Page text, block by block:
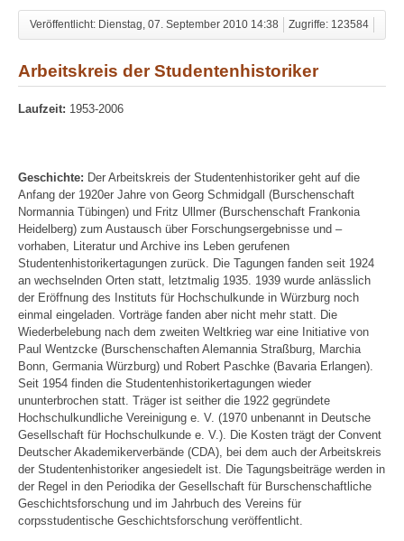
Veröffentlicht: Dienstag, 07. September 2010 14:38 Zugriffe: 123584
Arbeitskreis der Studentenhistoriker
Laufzeit: 1953-2006
Geschichte: Der Arbeitskreis der Studentenhistoriker geht auf die
Anfang der 1920er Jahre von Georg Schmidgall (Burschenschaft
Normannia Tübingen) und Fritz Ullmer (Burschenschaft Frankonia
Heidelberg) zum Austausch über Forschungsergebnisse und –
vorhaben, Literatur und Archive ins Leben gerufenen
Studentenhistorikertagungen zurück. Die Tagungen fanden seit 1924
an wechselnden Orten statt, letztmalig 1935. 1939 wurde anlässlich
der Eröffnung des Instituts für Hochschulkunde in Würzburg noch
einmal eingeladen. Vorträge fanden aber nicht mehr statt. Die
Wiederbelebung nach dem zweiten Weltkrieg war eine Initiative von
Paul Wentzcke (Burschenschaften Alemannia Straßburg, Marchia
Bonn, Germania Würzburg) und Robert Paschke (Bavaria Erlangen).
Seit 1954 finden die Studentenhistorikertagungen wieder
ununterbrochen statt. Träger ist seither die 1922 gegründete
Hochschulkundliche Vereinigung e. V. (1970 unbenannt in Deutsche
Gesellschaft für Hochschulkunde e. V.). Die Kosten trägt der Convent
Deutscher Akademikerverbände (CDA), bei dem auch der Arbeitskreis
der Studentenhistoriker angesiedelt ist. Die Tagungsbeiträge werden in
der Regel in den Periodika der Gesellschaft für Burschenschaftliche
Geschichtsforschung und im Jahrbuch des Vereins für
corpsstudentische Geschichtsforschung veröffentlicht.